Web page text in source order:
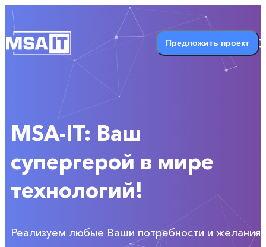
Ваш супергерой в мире технологий! Реализуем любые
Предложить проект
MSA-IT: Ваш
супергерой в мире
технологий!
Реализуем любые Ваши потребности и желания!